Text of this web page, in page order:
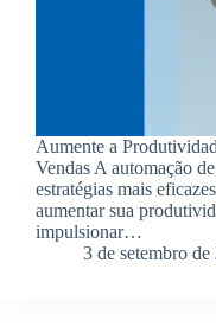
Aumente a
Vendas A automação
estratégias mais
aumentar sua
impulsionar…
3 de setembro de